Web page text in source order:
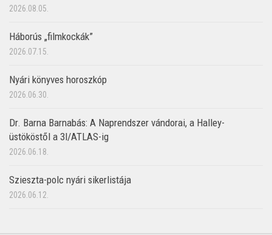
2026.08.05.
Háborús „filmkockák”
2026.07.15.
Nyári könyves horoszkóp
2026.06.30.
Dr. Barna Barnabás: A Naprendszer vándorai, a Halley-
üstököstől a 3I/ATLAS-ig
2026.06.18.
Szieszta-polc nyári sikerlistája
2026.06.12.